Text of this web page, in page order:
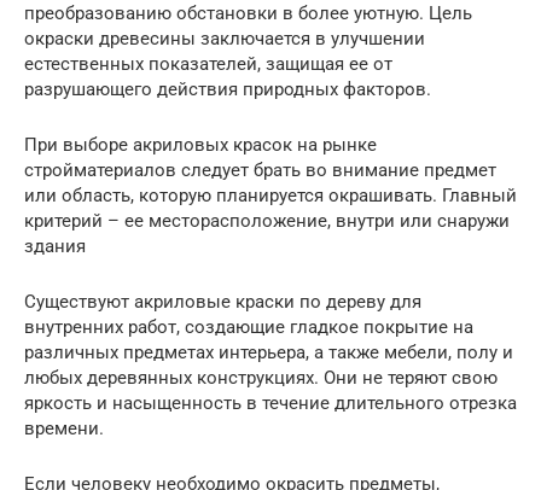
преобразованию обстановки в более уютную. Цель
окраски древесины заключается в улучшении
естественных показателей, защищая ее от
разрушающего действия природных факторов.
При выборе акриловых красок на рынке
стройматериалов следует брать во внимание предмет
или область, которую планируется окрашивать. Главный
критерий – ее месторасположение, внутри или снаружи
здания
Существуют акриловые краски по дереву для
внутренних работ, создающие гладкое покрытие на
различных предметах интерьера, а также мебели, полу и
любых деревянных конструкциях. Они не теряют свою
яркость и насыщенность в течение длительного отрезка
времени.
Если человеку необходимо окрасить предметы,